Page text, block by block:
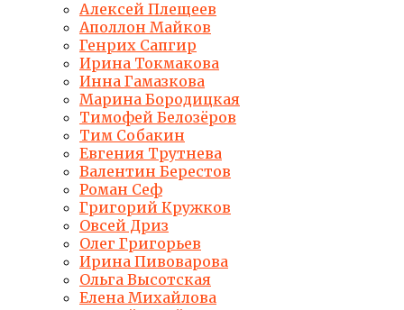
Алексей Плещеев
Аполлон Майков
Генрих Сапгир
Ирина Токмакова
Инна Гамазкова
Марина Бородицкая
Тимофей Белозёров
Тим Собакин
Евгения Трутнева
Валентин Берестов
Роман Сеф
Григорий Кружков
Овсей Дриз
Олег Григорьев
Ирина Пивоварова
Ольга Высотская
Елена Михайлова